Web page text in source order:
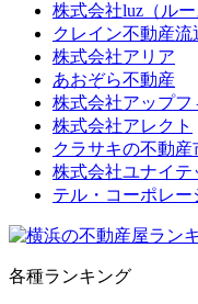
株式会社luz（ルー
クレイン不動産流
株式会社アリア
あおぞら不動産
株式会社アップフ
株式会社アレクト
クラサキの不動産
株式会社ユナイテ
テル・コーポレー
各種ランキング